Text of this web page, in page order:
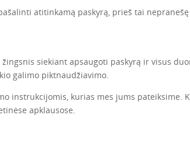
atitinkamą paskyrą, prieš tai
siekiant apsaugoti paskyrą ir visus
galimo piktnaudžiavimo.
instrukcijomis, kurias mes jums pateiksime.
apklausose.